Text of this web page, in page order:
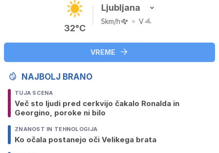
32°C
Ljubljana
5km/h V
VREME
NAJBOLJ BRANO
TUJA SCENA
Več sto ljudi pred cerkvijo čakalo Ronalda in
Georgino, poroke ni bilo
ZNANOST IN TEHNOLOGIJA
Ko očala postanejo oči Velikega brata